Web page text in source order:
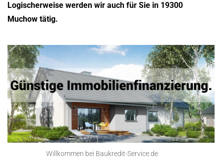
Logischerweise werden wir auch für Sie in 19300
Muchow tätig.
Willkommen bei Baukredit-Service.de